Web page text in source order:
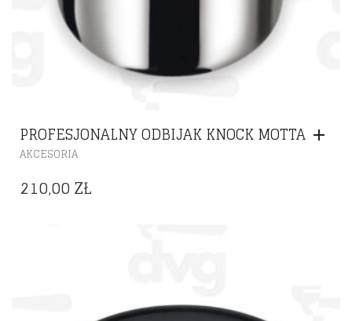
PROFESJONALNY ODBIJAK KNOCK MOTTA
AKCESORIA
210,00ZŁ